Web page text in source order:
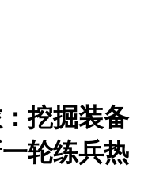
挖掘装备
轮练兵热